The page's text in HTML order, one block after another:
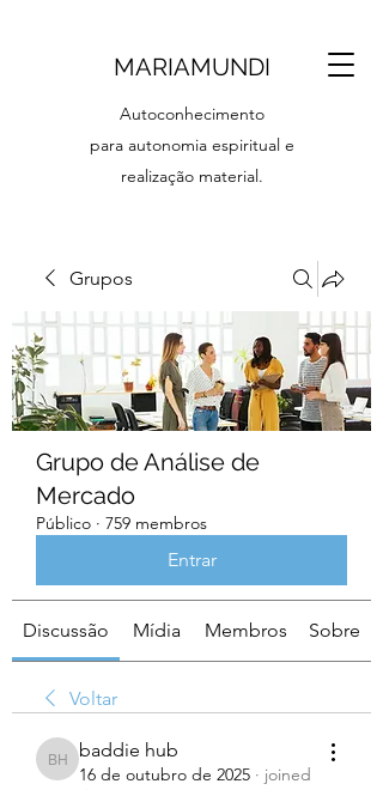
MARIAMUNDI
Autoconhecimento
para autonomia espiritual e
realização material.
Grupos
Grupo de Análise de
Mercado
Público · 759 membros
Entrar
Discussão Mídia Membros Sobre
Voltar
baddie hub
baddie hub
16 de outubro de 2025 · joined